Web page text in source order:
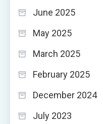
June 2025
May 2025
March 2025
February 2025
December 2024
July 2023